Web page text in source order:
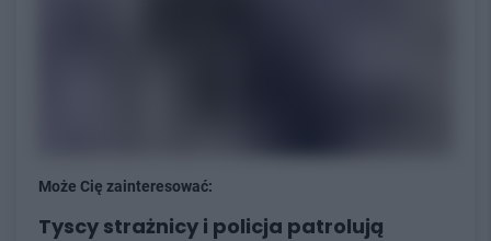
Może Cię zainteresować:
Tyscy strażnicy i policja patrolują